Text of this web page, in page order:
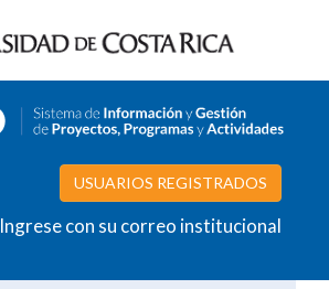
USUARIOS REGISTRADOS
Ingrese con su correo institucional